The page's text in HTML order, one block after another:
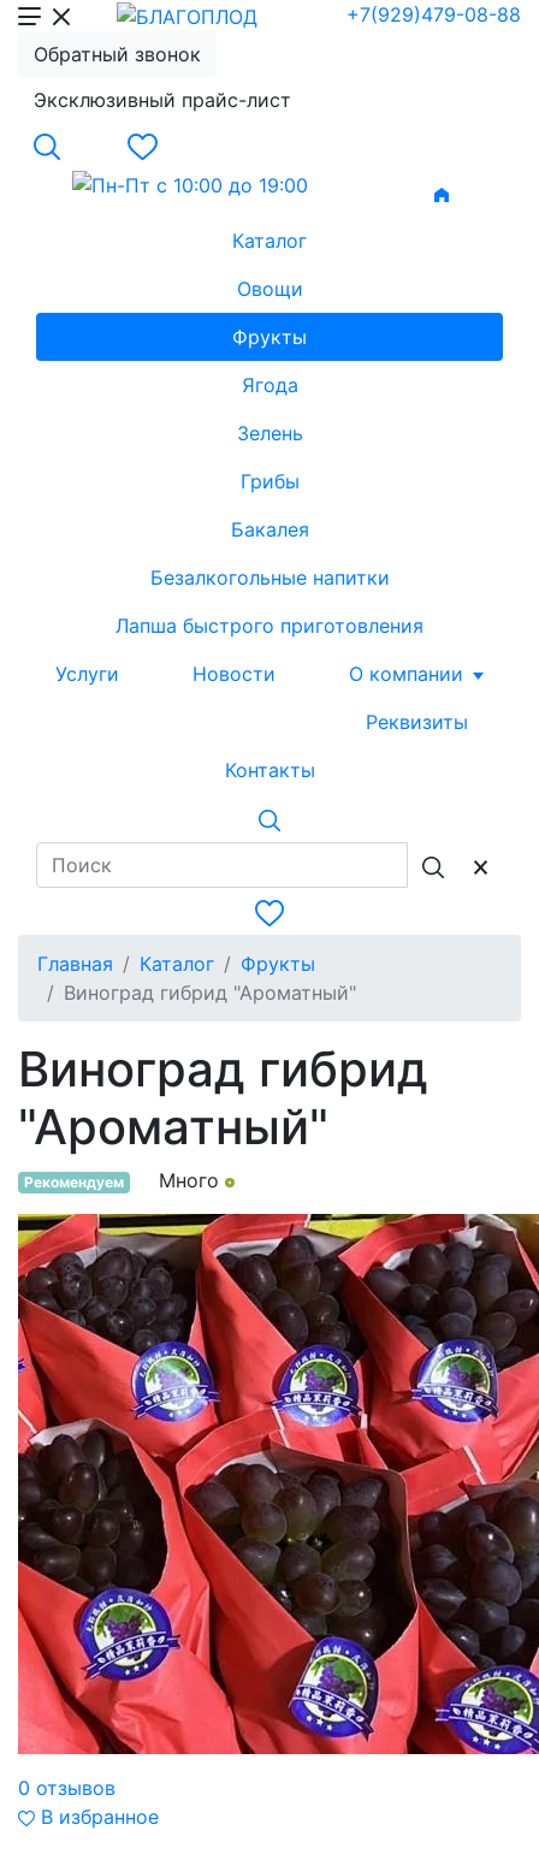
+7(929)479-08-88
Обратный звонок
Эксклюзивный прайс-лист
Каталог
Овощи
Фрукты
Ягода
Зелень
Грибы
Бакалея
Безалкогольные напитки
Лапша быстрого приготовления
Услуги
Новости
О компании
Реквизиты
Контакты
Главная Каталог
Фрукты
Виноград гибрид "Ароматный"
Виноград гибрид
"Ароматный"
Рекомендуем Много
0 отзывов
В избранное